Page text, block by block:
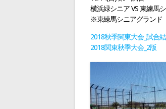
横浜緑シニア VS 東練馬
※東練馬シニアグランド
2018秋季関東大会_試合
2018関東秋季大会_2版
ー
シ
ョ
ン